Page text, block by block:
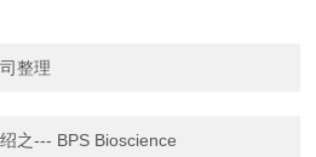
整理
之--- BPS Bioscience